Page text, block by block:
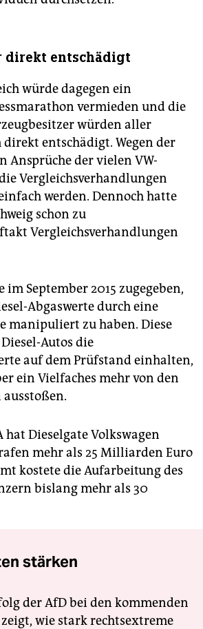
direkt entschädigt
würde dagegen ein
vermieden und die
würden aller
direkt entschädigt. Wegen der
Ansprüche der vielen VW-
Vergleichsverhandlungen
werden. Dennoch hatte
schon zu
Vergleichsverhandlungen
im September 2015 zugegeben,
Abgaswerte durch eine
manipuliert zu haben. Diese
Autos die
auf dem Prüfstand einhalten,
ein Vielfaches mehr von den
hat Dieselgate Volkswagen
mehr als 25 Milliarden Euro
kostete die Aufarbeitung des
bislang mehr als 30
stärken
der AfD bei den kommenden
wie stark rechtsextreme